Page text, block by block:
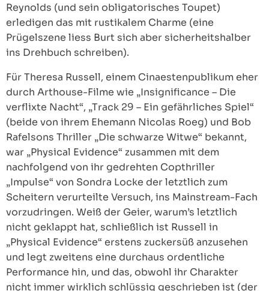
Reynolds (und sein obligatorisches Toupet)
erledigen das mit rustikalem Charme (eine
Prügelszene liess Burt sich aber sicherheitshalber
ins Drehbuch schreiben).
Für Theresa Russell, einem Cinaestenpublikum eher
durch Arthouse-Filme wie „Insignificance – Die
verflixte Nacht“, „Track 29 – Ein gefährliches Spiel“
(beide von ihrem Ehemann Nicolas Roeg) und Bob
Rafelsons Thriller „Die schwarze Witwe“ bekannt,
war „Physical Evidence“ zusammen mit dem
nachfolgend von ihr gedrehten Copthriller
„Impulse“ von Sondra Locke der letztlich zum
Scheitern verurteilte Versuch, ins Mainstream-Fach
vorzudringen. Weiß der Geier, warum’s letztlich
nicht geklappt hat, schließlich ist Russell in
„Physical Evidence“ erstens zuckersüß anzusehen
und legt zweitens eine durchaus ordentliche
Performance hin, und das, obwohl ihr Charakter
nicht immer wirklich schlüssig geschrieben ist (der